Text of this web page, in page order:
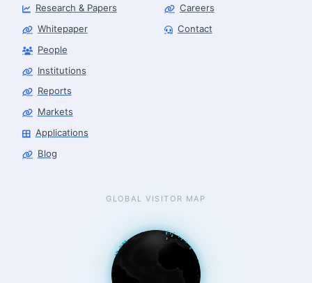
Research & Papers
Whitepaper
People
Institutions
Reports
Markets
Applications
Blog
Careers
Contact
GLOBAL VISITOR MAP
Robotics Advisor